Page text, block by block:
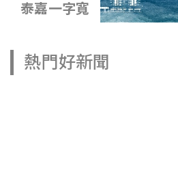
泰嘉一字寬
熱門好新聞